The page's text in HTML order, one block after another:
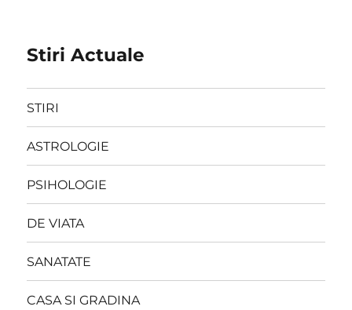
Stiri Actuale
STIRI
ASTROLOGIE
PSIHOLOGIE
DE VIATA
SANATATE
CASA SI GRADINA